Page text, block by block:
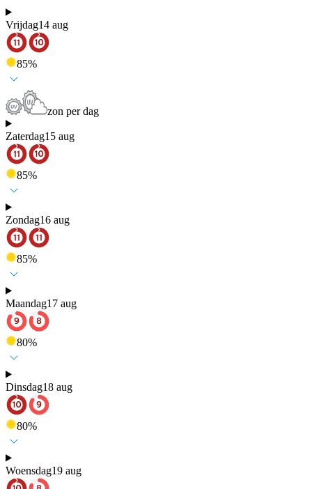
Vrijdag14 aug
85%
zon per dag
Zaterdag15 aug
85%
Zondag16 aug
85%
Maandag17 aug
80%
Dinsdag18 aug
80%
Woensdag19 aug